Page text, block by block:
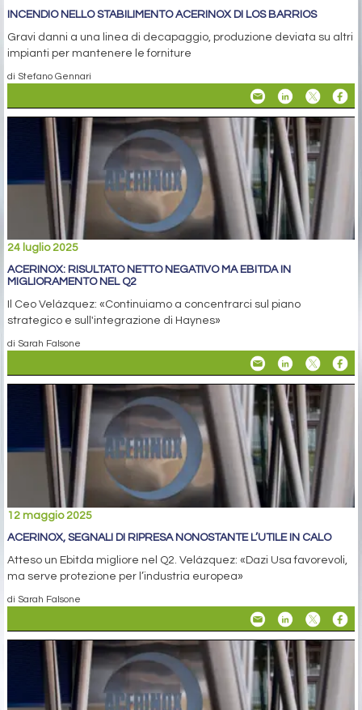
INCENDIO NELLO STABILIMENTO ACERINOX DI LOS BARRIOS
Gravi danni a una linea di decapaggio, produzione deviata su altri
impianti per mantenere le forniture
di Stefano Gennari
24 luglio 2025
ACERINOX: RISULTATO NETTO NEGATIVO MA EBITDA IN
MIGLIORAMENTO NEL Q2
Il Ceo Velázquez: «Continuiamo a concentrarci sul piano
strategico e sull'integrazione di Haynes»
di Sarah Falsone
12 maggio 2025
ACERINOX, SEGNALI DI RIPRESA NONOSTANTE L’UTILE IN CALO
Atteso un Ebitda migliore nel Q2. Velázquez: «Dazi Usa favorevoli,
ma serve protezione per l’industria europea»
di Sarah Falsone